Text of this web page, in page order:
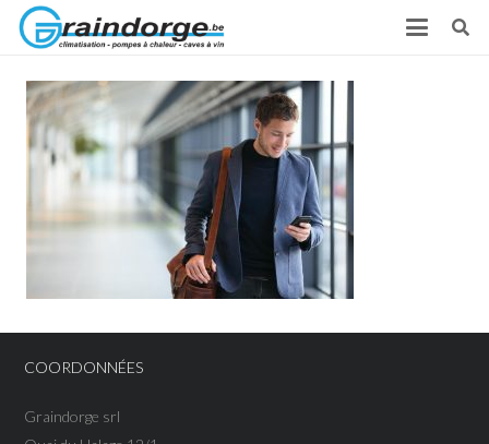
COORDONNÉES
Graindorge srl